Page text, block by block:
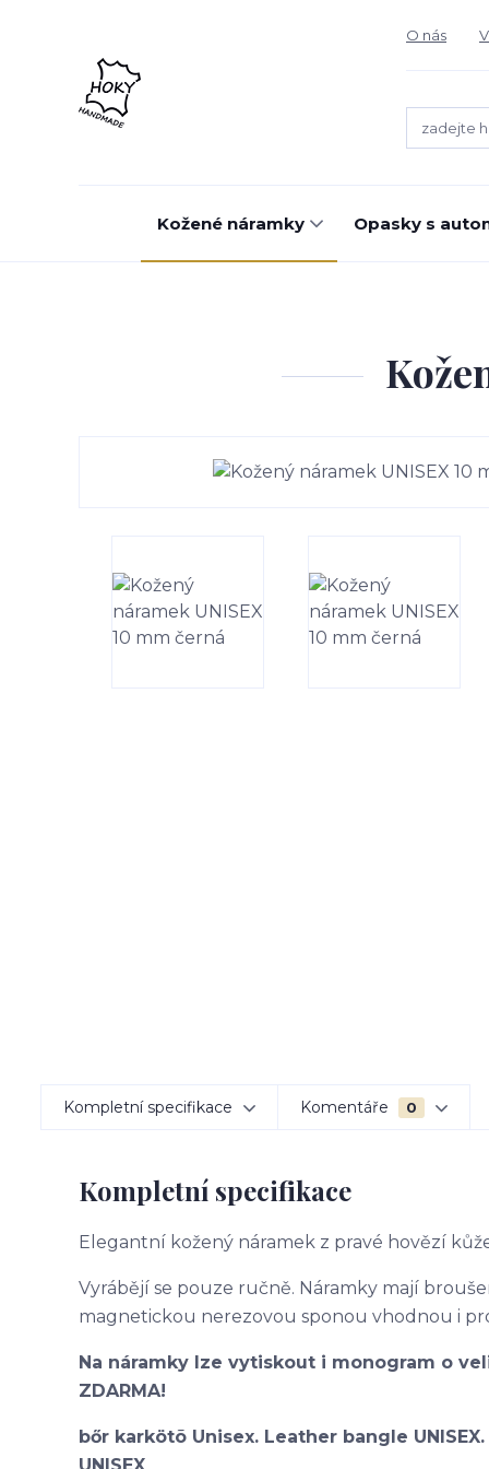
O nás
Kožené náramky Opasky s
Kompletní specifikace Komentáře 0
Kompletní specifikace
Elegantní kožený náramek z pravé hovězí
Vyrábějí se pouze ručně. Náramky mají
magnetickou nerezovou sponou vhodnou i
Na náramky lze vytiskout i monogram o
ZDARMA!
bőr karkötõ Unisex. Leather bangle